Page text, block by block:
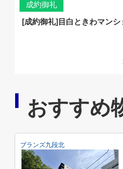
成約御礼
[成約御礼]目白ときわマンシ
おすすめ
ブランズ九段北